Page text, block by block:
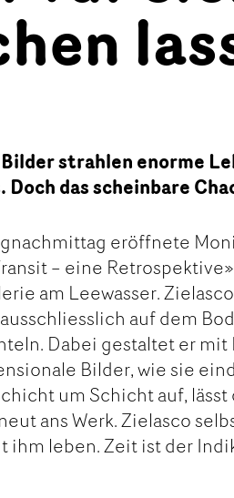
strahlen enorme
Doch das scheinbare
eröffnete
– eine
am Leewasser.
auf dem
Dabei gestaltet er mit
Bilder, wie sie
um Schicht auf,
ans Werk. Zielasco
ihm leben. Zeit ist der